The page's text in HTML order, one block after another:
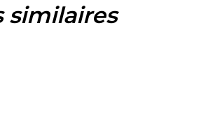
similaires